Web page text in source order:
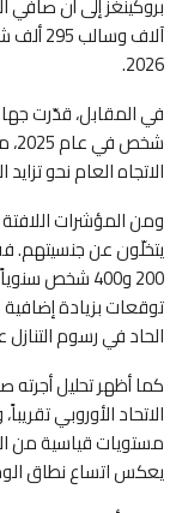
آلاف
2026.
الاتجاه العام نحو
ومن المؤشرات اللافتة
توقعات بزيادة
الحاد في رسوم
كما أظهر تحليل
مستويات قياسية من
يعكس اتساع نطاق